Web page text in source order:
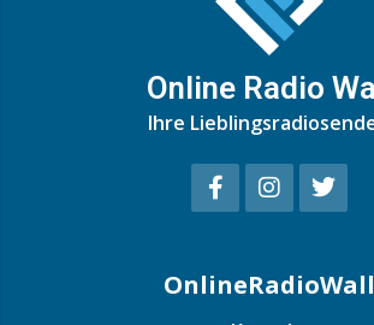
Online Radio
Ihre
OnlineRadioWall